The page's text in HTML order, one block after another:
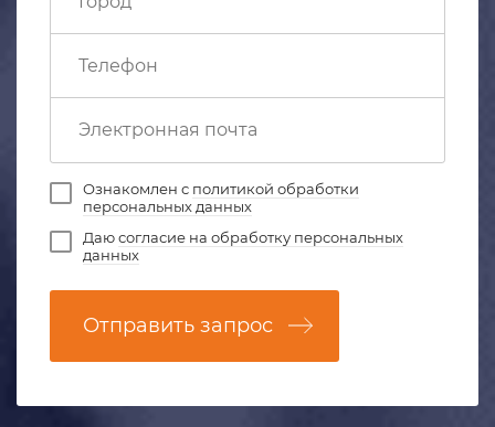
Ознакомлен с политикой обработки
персональных данных
Даюсогласие на обработку персональных
данных
Отправить запрос